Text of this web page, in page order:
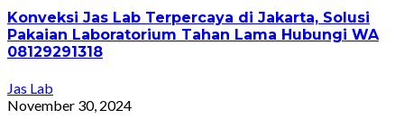
Konveksi Jas Lab Terpercaya di Jakarta, Solusi
Pakaian Laboratorium Tahan Lama Hubungi WA
08129291318
Jas Lab
November 30, 2024